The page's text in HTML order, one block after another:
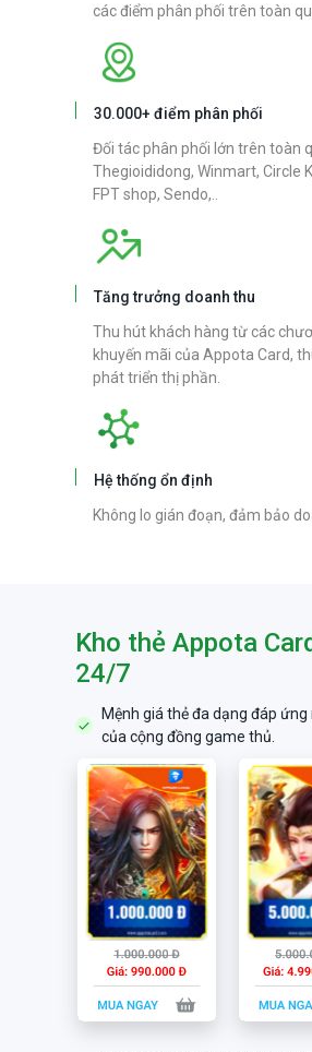
các điểm phân phối trên toàn
30.000+ điểm phân phối
Đối tác phân phối lớn trên toàn
Thegioididong, Winmart, Circle
FPT shop, Sendo,..
Tăng trưởng doanh thu
Thu hút khách hàng từ các
khuyến mãi của Appota Card,
phát triển thị phần.
Hệ thống ổn định
Không lo gián đoạn, đảm bảo
Kho thẻ Appota
24/7
Mệnh giá thẻ đa dạng đáp ứng
của cộng đồng game thủ.